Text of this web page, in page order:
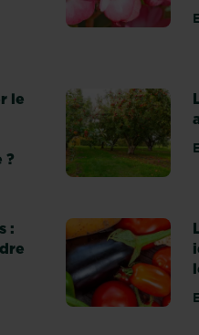
bordelaise : un traitement
le
?
traiter le mildiou de la
:
racines : identifier,